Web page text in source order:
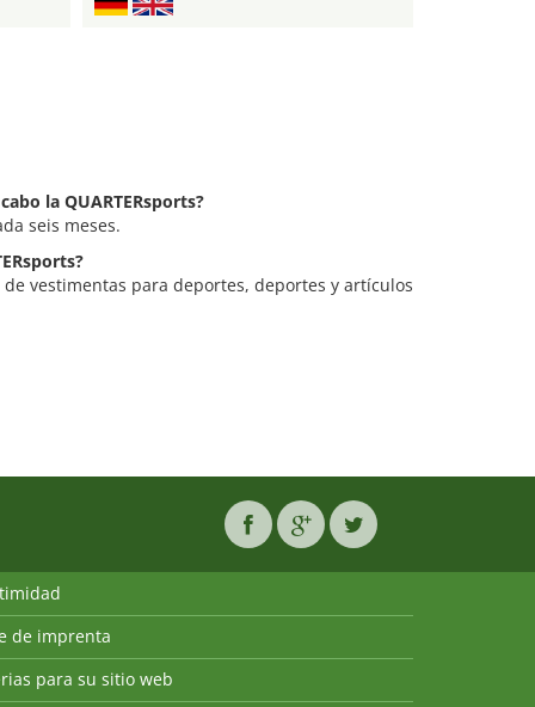
la QUARTERsports?
seis meses.
de vestimentas para deportes, deportes y artículos
de imprenta
para su sitio web